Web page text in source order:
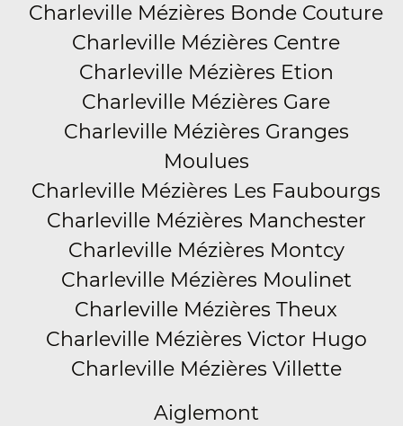
Charleville Mézières Bonde Couture
Charleville Mézières Centre
Charleville Mézières Etion
Charleville Mézières Gare
Charleville Mézières Granges
Moulues
Charleville Mézières Les Faubourgs
Charleville Mézières Manchester
Charleville Mézières Montcy
Charleville Mézières Moulinet
Charleville Mézières Theux
Charleville Mézières Victor Hugo
Charleville Mézières Villette
Aiglemont